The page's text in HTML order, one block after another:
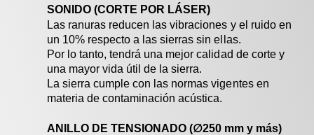
SONIDO (CORTE POR LÁSER)
Las ranuras reducen las vibraciones y el ruido en
un 10% respecto a las sierras sin ellas.
Por lo tanto, tendrá una mejor calidad de corte y
una mayor vida útil de la sierra.
La sierra cumple con las normas vigentes en
materia de contaminación acústica.
ANILLO DE TENSIONADO (∅250 mm y más)